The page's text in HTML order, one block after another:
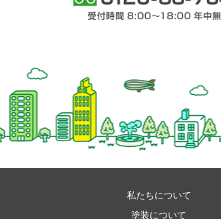
私たちについて
塗装について